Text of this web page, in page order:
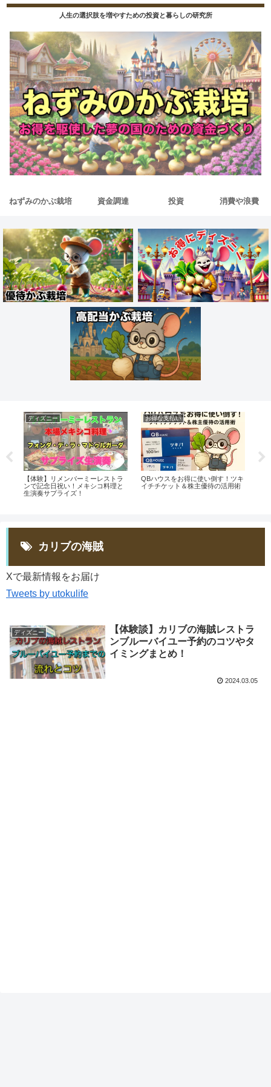
人生の選択肢を増やすための投資と暮らしの研究所
ねずみのかぶ栽培 資金調達 投資 消費や浪費
ディズニー
【体験】リメンバーミーレストラ
ンで記念日祝い！メキシコ料理と
生演奏サプライズ！
お得な支払い
QBハウスをお得に使い倒す！ツキ
イチチケット＆株主優待の活用術
カリブの海賊
Xで最新情報をお届け
Tweets by utokulife
ディズニー
【体験談】カリブの海賊レストラ
ンブルーバイユー予約のコツやタ
イミングまとめ！
2024.03.05